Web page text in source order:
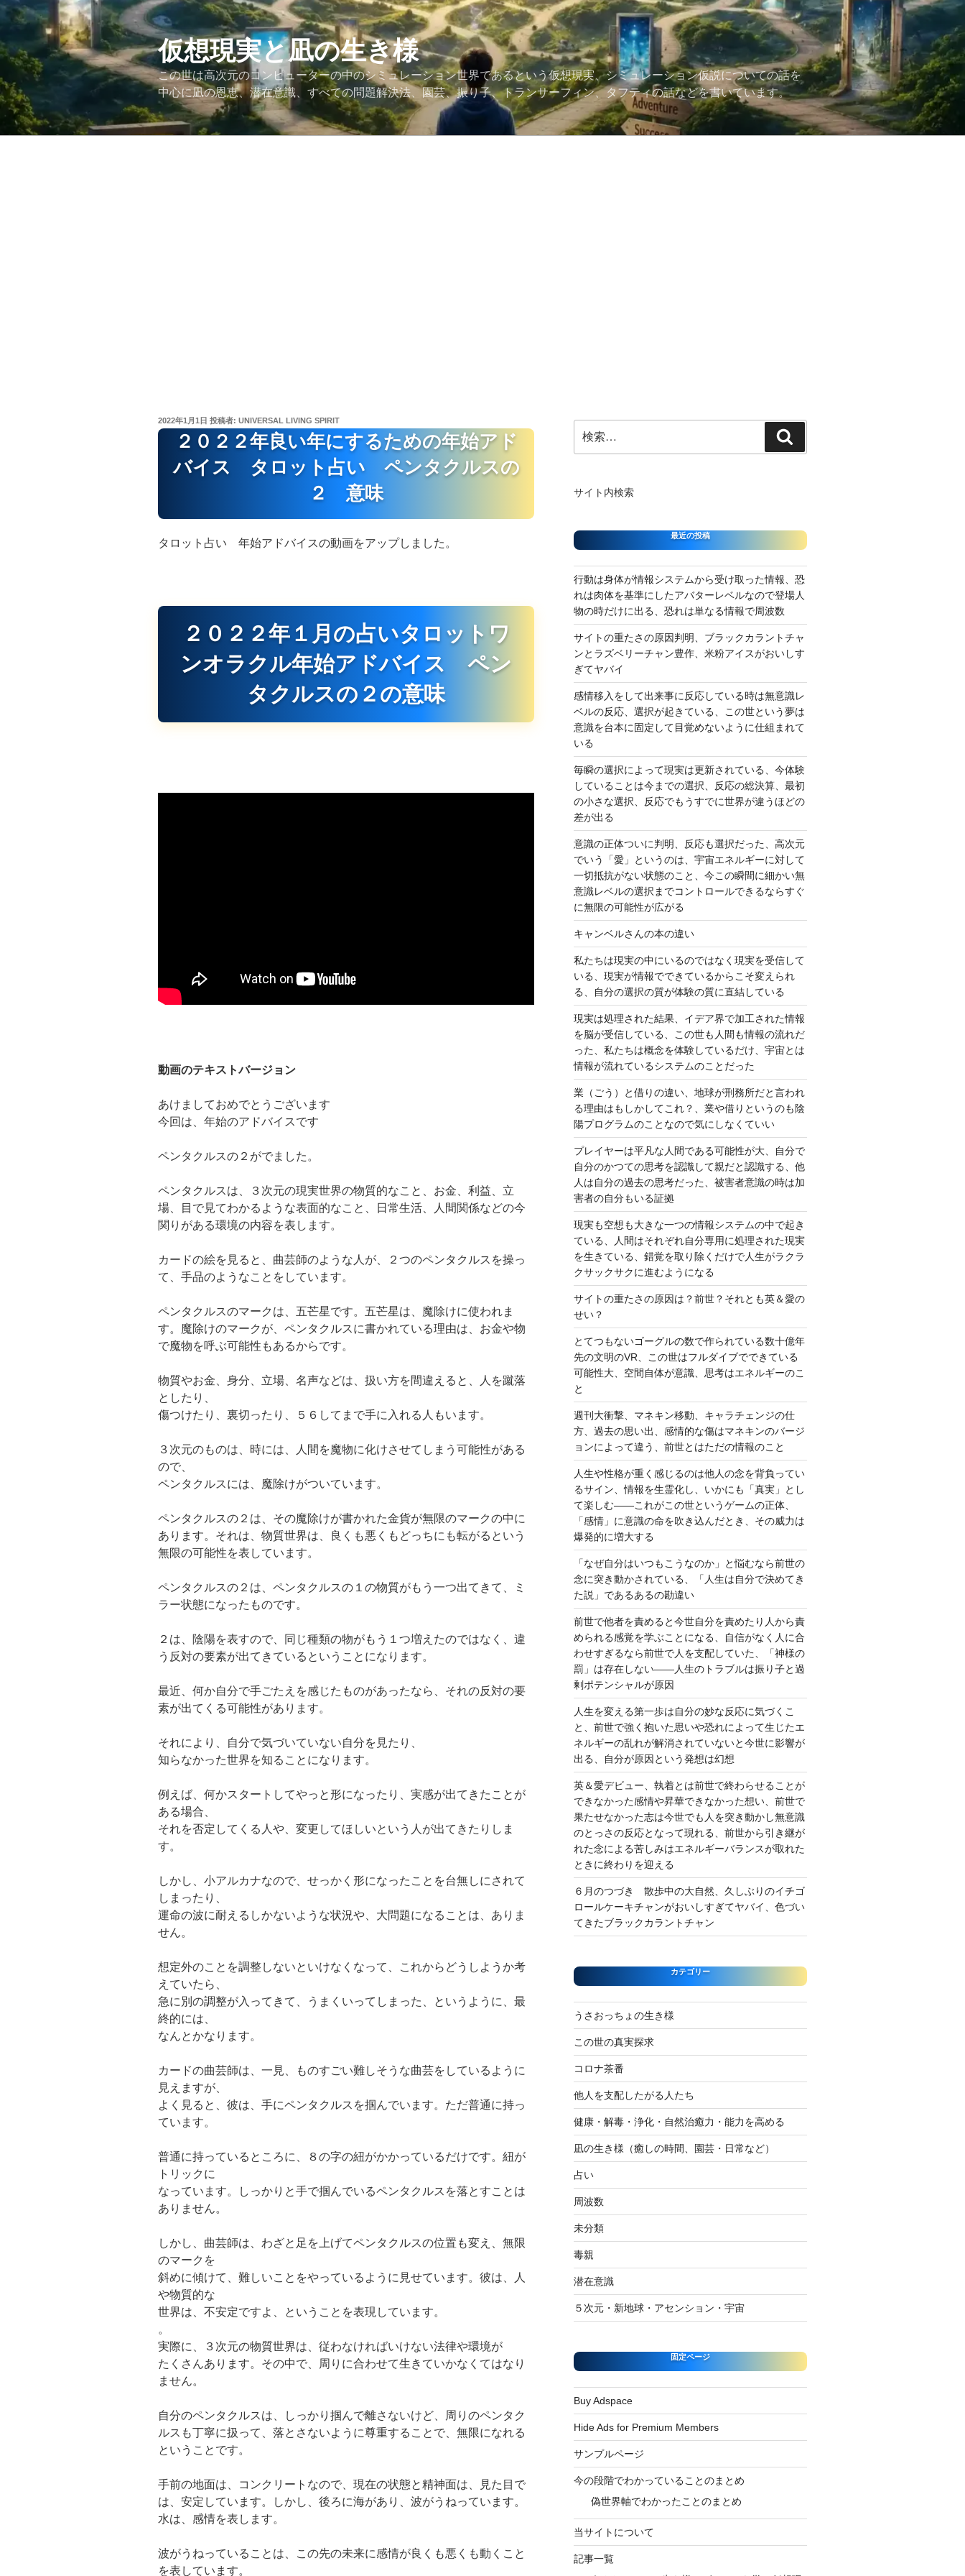
コ
テ
ン
ツ
へ
ス
仮想現実と凪の生き様
この世は高次元のコンピューターの中のシミュレーション世界であるという仮想現実、シミュレーション仮説についての話を
中心に凪の恩恵、潜在意識、すべての問題解決法、園芸、振り子、トランサーフィン、タフティの話などを書いています。
投
稿
2022年1月1日 投稿者: UNIVERSAL LIVING SPIRIT
２０２２年良い年にするための年始アド
バイス タロット占い ペンタクルスの
２ 意味
タロット占い 年始アドバイスの動画をアップしました。
２０２２年１月の占いタロットワ
ンオラクル年始アドバイス ペン
タクルスの２の意味
動画のテキストバージョン
あけましておめでとうございます
今回は、年始のアドバイスです
ペンタクルスの２がでました。
ペンタクルスは、３次元の現実世界の物質的なこと、お金、利益、立
場、目で見てわかるような表面的なこと、日常生活、人間関係などの今
関りがある環境の内容を表します。
カードの絵を見ると、曲芸師のような人が、２つのペンタクルスを操っ
て、手品のようなことをしています。
ペンタクルスのマークは、五芒星です。五芒星は、魔除けに使われま
す。魔除けのマークが、ペンタクルスに書かれている理由は、お金や物
で魔物を呼ぶ可能性もあるからです。
物質やお金、身分、立場、名声などは、扱い方を間違えると、人を蹴落
としたり、
傷つけたり、裏切ったり、５６してまで手に入れる人もいます。
３次元のものは、時には、人間を魔物に化けさせてしまう可能性がある
ので、
ペンタクルスには、魔除けがついています。
ペンタクルスの２は、その魔除けが書かれた金貨が無限のマークの中に
あります。それは、物質世界は、良くも悪くもどっちにも転がるという
無限の可能性を表しています。
ペンタクルスの２は、ペンタクルスの１の物質がもう一つ出てきて、ミ
ラー状態になったものです。
２は、陰陽を表すので、同じ種類の物がもう１つ増えたのではなく、違
う反対の要素が出てきているということになります。
最近、何か自分で手ごたえを感じたものがあったなら、それの反対の要
素が出てくる可能性があります。
それにより、自分で気づいていない自分を見たり、
知らなかった世界を知ることになります。
例えば、何かスタートしてやっと形になったり、実感が出てきたことが
ある場合、
それを否定してくる人や、変更してほしいという人が出てきたりしま
す。
しかし、小アルカナなので、せっかく形になったことを台無しにされて
しまったり、
運命の波に耐えるしかないような状況や、大問題になることは、ありま
せん。
想定外のことを調整しないといけなくなって、これからどうしようか考
えていたら、
急に別の調整が入ってきて、うまくいってしまった、というように、最
終的には、
なんとかなります。
カードの曲芸師は、一見、ものすごい難しそうな曲芸をしているように
見えますが、
よく見ると、彼は、手にペンタクルスを掴んでいます。ただ普通に持っ
ています。
普通に持っているところに、８の字の紐がかかっているだけです。紐が
トリックに
なっています。しっかりと手で掴んでいるペンタクルスを落とすことは
ありません。
しかし、曲芸師は、わざと足を上げてペンタクルスの位置も変え、無限
のマークを
斜めに傾けて、難しいことをやっているように見せています。彼は、人
や物質的な
世界は、不安定ですよ、ということを表現しています。
。
実際に、３次元の物質世界は、従わなければいけない法律や環境が
たくさんあります。その中で、周りに合わせて生きていかなくてはなり
ません。
自分のペンタクルスは、しっかり掴んで離さないけど、周りのペンタク
ルスも丁寧に扱って、落とさないように尊重することで、無限になれる
ということです。
手前の地面は、コンクリートなので、現在の状態と精神面は、見た目で
は、安定しています。しかし、後ろに海があり、波がうねっています。
水は、感情を表します。
波がうねっていることは、この先の未来に感情が良くも悪くも動くこと
を表しています。
索:
索
サイト内検索
最近の投稿
行動は身体が情報システムから受け取った情報、恐
れは肉体を基準にしたアバターレベルなので登場人
物の時だけに出る、恐れは単なる情報で周波数
サイトの重たさの原因判明、ブラックカラントチャ
ンとラズベリーチャン豊作、米粉アイスがおいしす
ぎてヤバイ
感情移入をして出来事に反応している時は無意識レ
ベルの反応、選択が起きている、この世という夢は
意識を台本に固定して目覚めないように仕組まれて
いる
毎瞬の選択によって現実は更新されている、今体験
していることは今までの選択、反応の総決算、最初
の小さな選択、反応でもうすでに世界が違うほどの
差が出る
意識の正体ついに判明、反応も選択だった、高次元
でいう「愛」というのは、宇宙エネルギーに対して
一切抵抗がない状態のこと、今この瞬間に細かい無
意識レベルの選択までコントロールできるならすぐ
に無限の可能性が広がる
キャンベルさんの本の違い
私たちは現実の中にいるのではなく現実を受信して
いる、現実が情報でできているからこそ変えられ
る、自分の選択の質が体験の質に直結している
現実は処理された結果、イデア界で加工された情報
を脳が受信している、この世も人間も情報の流れだ
った、私たちは概念を体験しているだけ、宇宙とは
情報が流れているシステムのことだった
業（ごう）と借りの違い、地球が刑務所だと言われ
る理由はもしかしてこれ？、業や借りというのも陰
陽プログラムのことなので気にしなくていい
プレイヤーは平凡な人間である可能性が大、自分で
自分のかつての思考を認識して親だと認識する、他
人は自分の過去の思考だった、被害者意識の時は加
害者の自分もいる証拠
現実も空想も大きな一つの情報システムの中で起き
ている、人間はそれぞれ自分専用に処理された現実
を生きている、錯覚を取り除くだけで人生がラクラ
クサックサクに進むようになる
サイトの重たさの原因は？前世？それとも英＆愛の
せい？
とてつもないゴーグルの数で作られている数十億年
先の文明のVR、この世はフルダイブでできている
可能性大、空間自体が意識、思考はエネルギーのこ
と
週刊大衝撃、マネキン移動、キャラチェンジの仕
方、過去の思い出、感情的な傷はマネキンのバージ
ョンによって違う、前世とはただの情報のこと
人生や性格が重く感じるのは他人の念を背負ってい
るサイン、情報を生霊化し、いかにも「真実」とし
て楽しむ――これがこの世というゲームの正体、
「感情」に意識の命を吹き込んだとき、その威力は
爆発的に増大する
「なぜ自分はいつもこうなのか」と悩むなら前世の
念に突き動かされている、「人生は自分で決めてき
た説」であるあるの勘違い
前世で他者を責めると今世自分を責めたり人から責
められる感覚を学ぶことになる、自信がなく人に合
わせすぎるなら前世で人を支配していた、「神様の
罰」は存在しない――人生のトラブルは振り子と過
剰ポテンシャルが原因
人生を変える第一歩は自分の妙な反応に気づくこ
と、前世で強く抱いた思いや恐れによって生じたエ
ネルギーの乱れが解消されていないと今世に影響が
出る、自分が原因という発想は幻想
英＆愛デビュー、執着とは前世で終わらせることが
できなかった感情や昇華できなかった想い、前世で
果たせなかった志は今世でも人を突き動かし無意識
のとっさの反応となって現れる、前世から引き継が
れた念による苦しみはエネルギーバランスが取れた
ときに終わりを迎える
６月のつづき 散歩中の大自然、久しぶりのイチゴ
ロールケーキチャンがおいしすぎてヤバイ、色づい
てきたブラックカラントチャン
カテゴリー
うさおっちょの生き様
この世の真実探求
コロナ茶番
他人を支配したがる人たち
健康・解毒・浄化・自然治癒力・能力を高める
凪の生き様（癒しの時間、園芸・日常など）
占い
周波数
未分類
毒親
潜在意識
５次元・新地球・アセンション・宇宙
固定ページ
Buy Adspace
Hide Ads for Premium Members
サンプルページ
今の段階でわかっていることのまとめ
偽世界軸でわかったことのまとめ
当サイトについて
記事一覧